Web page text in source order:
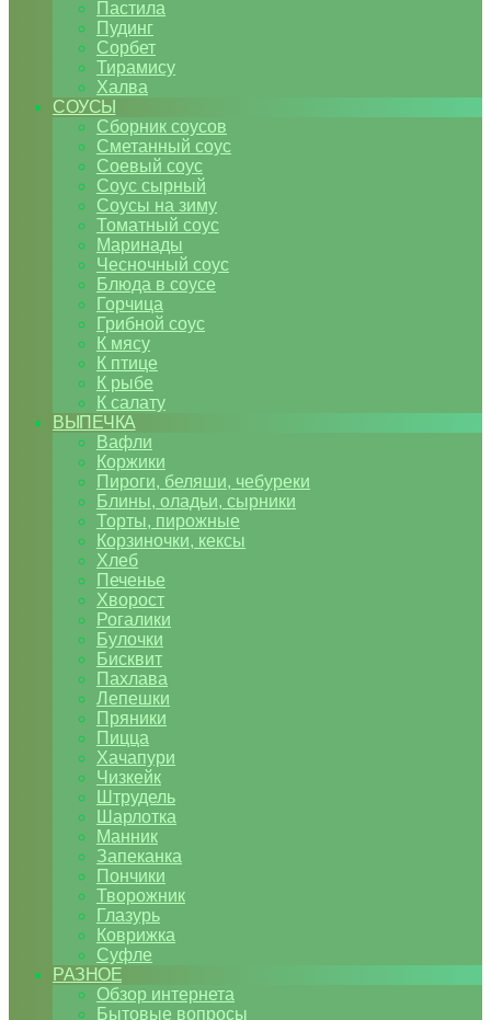
Пастила
Пудинг
Сорбет
Тирамису
Халва
СОУСЫ
Сборник соусов
Сметанный соус
Соевый соус
Соус сырный
Соусы на зиму
Томатный соус
Маринады
Чесночный соус
Блюда в соусе
Горчица
Грибной соус
К мясу
К птице
К рыбе
К салату
ВЫПЕЧКА
Вафли
Коржики
Пироги, беляши, чебуреки
Блины, оладьи, сырники
Торты, пирожные
Корзиночки, кексы
Хлеб
Печенье
Хворост
Рогалики
Булочки
Бисквит
Пахлава
Лепешки
Пряники
Пицца
Хачапури
Чизкейк
Штрудель
Шарлотка
Манник
Запеканка
Пончики
Творожник
Глазурь
Коврижка
Суфле
РАЗНОЕ
Обзор интернета
Бытовые вопросы